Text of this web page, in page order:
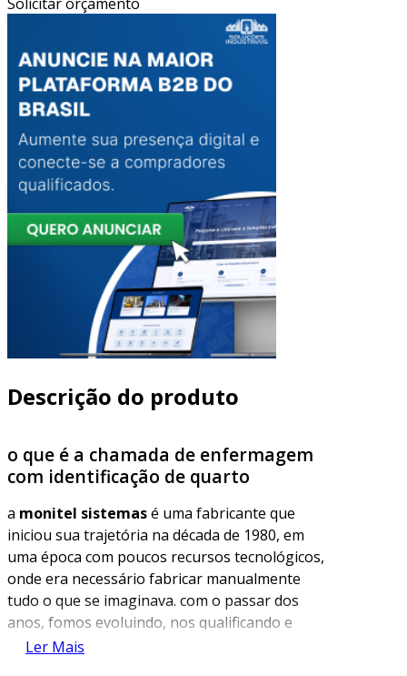
Descrição do produto
o que é a chamada de enfermagem
com identificação de quarto
a monitel sistemasé uma fabricante que
iniciou sua trajetória na década de 1980, em
uma época com poucos recursos tecnológicos,
onde era necessário fabricar manualmente
tudo o que se imaginava. com o passar dos
anos, fomos evoluindo, nos qualificando e
acompanhando os avanços da tecnologia
Ler Mais